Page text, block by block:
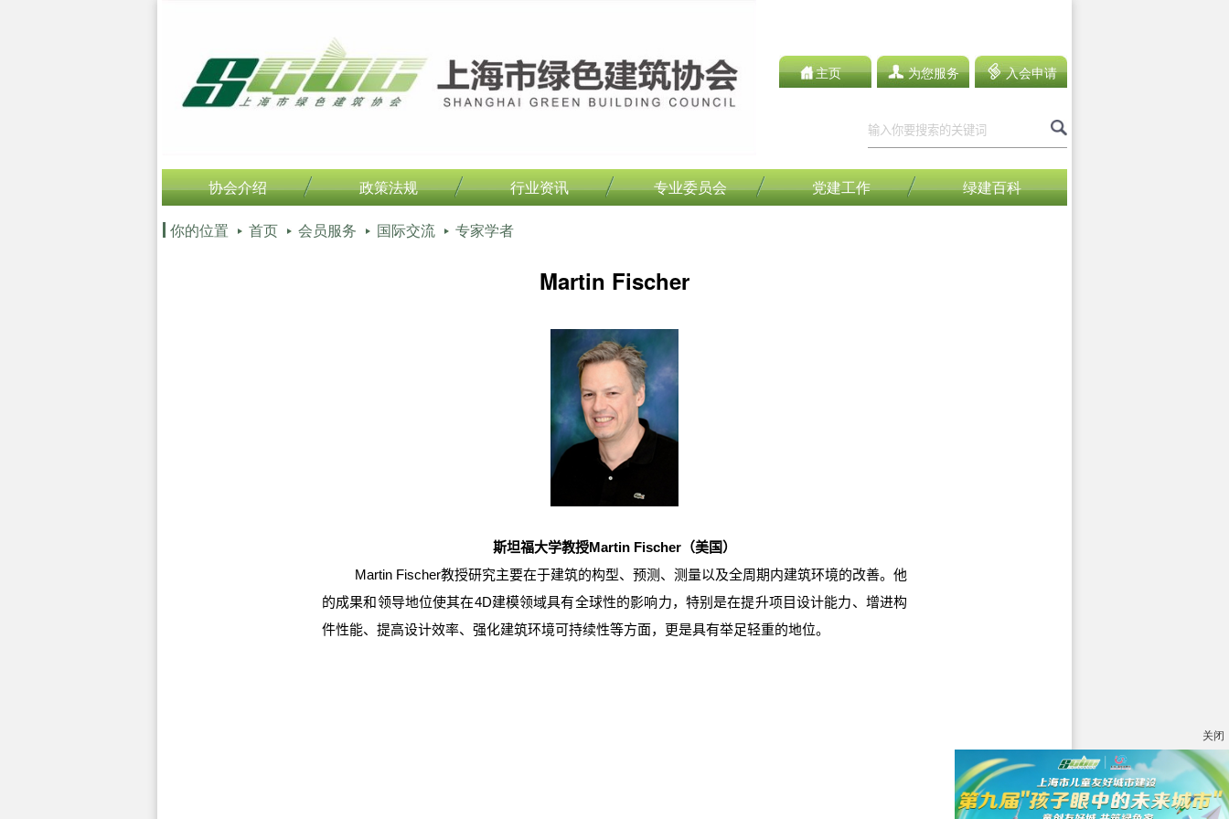
主页 为您服务 入会申请
协会介绍 政策法规 行业资讯 专业委员会 党建工作 绿建百科
你的位置 首页 会员服务 国际交流 专家学者
Martin Fischer
斯坦福大学教授Martin Fischer（美国）
Martin Fischer教授研究主要在于建筑的构型、预测、测量以及全周期内建筑环境的改善。他
的成果和领导地位使其在4D建模领域具有全球性的影响力，特别是在提升项目设计能力、增进构
件性能、提高设计效率、强化建筑环境可持续性等方面，更是具有举足轻重的地位。
关闭